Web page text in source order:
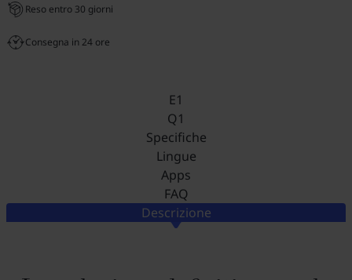
Reso entro 30 giorni
Consegna in 24 ore
Descrizione
E1
Q1
Specifiche
Lingue
Apps
FAQ